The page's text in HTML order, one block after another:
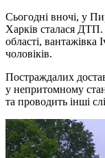
Сьогодні вночі, у
Харків сталася ДТП.
області, вантажівка
чоловіків.
Постраждалих
у непритомному
та проводить інші